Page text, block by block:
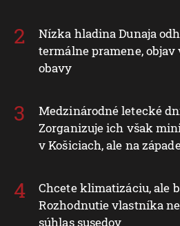
Nízka hladina Dunaja
termálne pramene,
obavy
Medzinárodné letecké
Zorganizuje ich však
v Košiciach, ale na
Chcete klimatizáciu, ale
Rozhodnutie vlastníka
súhlas susedov